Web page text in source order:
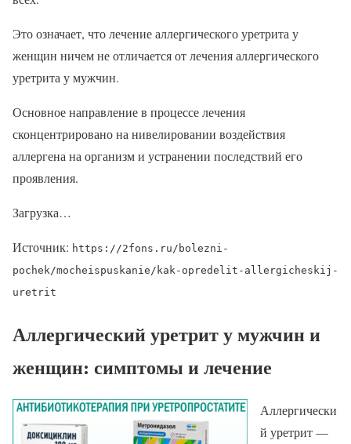
Это означает, что лечение аллергического уретрита у
женщин ничем не отличается от лечения аллергического
уретрита у мужчин.
Основное направление в процессе лечения
сконцентрировано на нивелировании воздействия
аллергена на организм и устранении последствий его
проявления.
Загрузка…
Источник: https://2fons.ru/bolezni-
pochek/mocheispuskanie/kak-opredelit-allergicheskij-
uretrit
Аллергический уретрит у мужчин и
женщин: симптомы и лечение
Аллергически
й уретрит —